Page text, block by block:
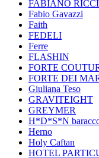
FABIANO RICCI
Fabio Gavazzi
Faith
FEDELI
Ferre
FLASHIN
FORTE
FORTE DEI
Giuliana Teso
GRAVITEIGHT
GREYMER
H*D*S*N
Herno
Holy Caftan
HOTEL